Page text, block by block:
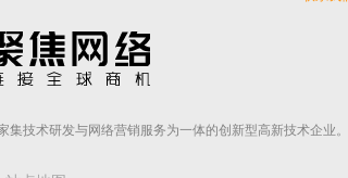
技术研发与网络营销服务为一体的创新型高新技术企业。